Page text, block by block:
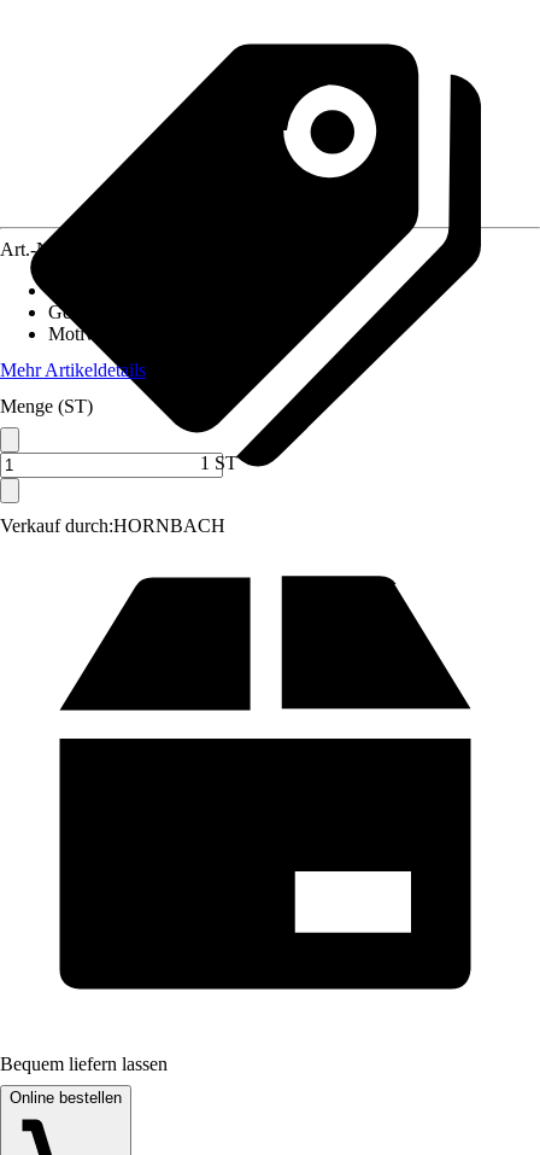
Verkauf durch:HORNBACH
Art.-Nr.
Gewicht
Motivkategorie
Mehr Artikeldetails
Menge (ST)
1 ST
Bequem liefern lassen
Online bestellen